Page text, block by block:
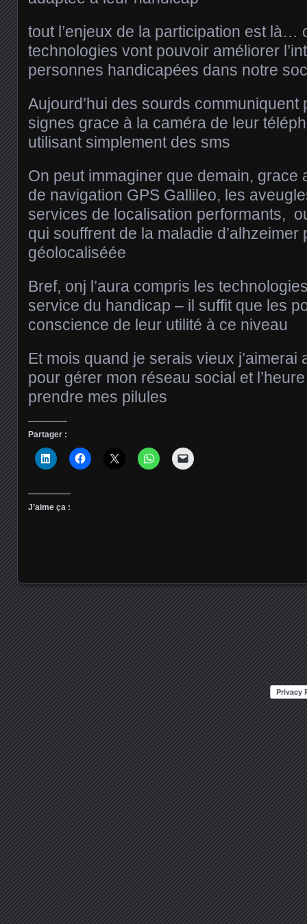
tout l’enjeux de la participation est là…
technologies vont pouvoir améliorer
personnes handicapées dans notre
Aujourd’hui des sourds communiquent
signes grace à la caméra de leur
utilisant simplement des sms
On peut immaginer que demain, grace
de navigation GPS Gallileo, les
services de localisation performants,
qui souffrent de la maladie d’alhzeimer
géolocaliséée
Bref, onj l’aura compris les
service du handicap – il suffit que les
conscience de leur utilité à ce niveau
Et mois quand je serais vieux j’aimerai
pour gérer mon réseau social et
prendre mes pilules
Partager :
J’aime ça :